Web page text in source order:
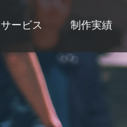
サービス 制作実績